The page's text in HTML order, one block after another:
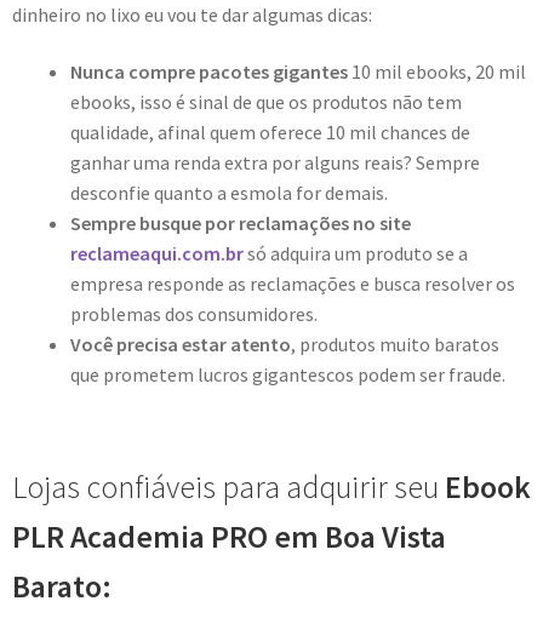
dinheiro no lixo eu vou te dar algumas dicas:
Nunca compre pacotes gigantes 10 mil ebooks, 20 mil
ebooks, isso é sinal de que os produtos não tem
qualidade, afinal quem oferece 10 mil chances de
ganhar uma renda extra por alguns reais? Sempre
desconfie quanto a esmola for demais.
Sempre busque por reclamações no site
reclameaqui.com.brsó adquira um produto se a
empresa responde as reclamações e busca resolver os
problemas dos consumidores.
Você precisa estar atento, produtos muito baratos
que prometem lucros gigantescos podem ser fraude.
Lojas confiáveis para adquirir seu Ebook
PLR Academia PRO em Boa Vista
Barato: